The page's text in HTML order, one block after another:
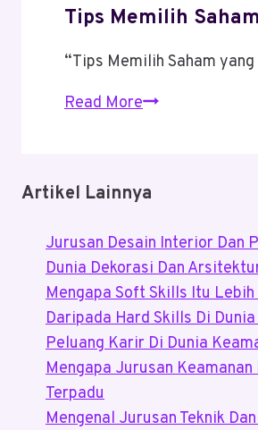
Tips Memilih
“Tips Memilih Saham
Read MoreTips
Bikin
Muda
Kaya
Cepat
Artikel Lainnya
Jurusan Desain Interior Dan
Dunia Dekorasi Dan
Mengapa Soft Skills Itu
Daripada Hard Skills Di
Peluang Karir Di Dunia
Mengapa Jurusan
Terpadu
Mengenal Jurusan Teknik